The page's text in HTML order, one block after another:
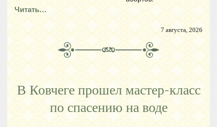
Читать…
7 августа, 2026
В Ковчеге прошел мастер-класс
по спасению на воде